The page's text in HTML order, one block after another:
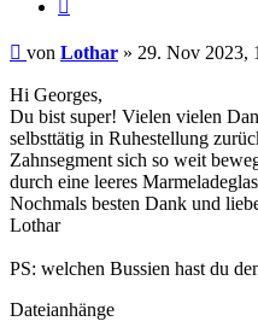
Beitrag
von Lothar » 29. Nov 2023,
Hi Georges,
Du bist super! Vielen vielen
selbsttätig in Ruhestellung
Zahnsegment sich so weit
durch eine leeres
Nochmals besten Dank und
Lothar
PS: welchen Bussien hast du
Dateianhänge